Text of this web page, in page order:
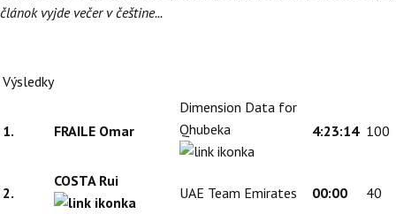
článok vyjde večer v češtine...
Výsledky
1. FRAILE Omar
Dimension Data for
Qhubeka
4:23:14 100
2.
COSTA Rui
UAE Team Emirates 00:00 40